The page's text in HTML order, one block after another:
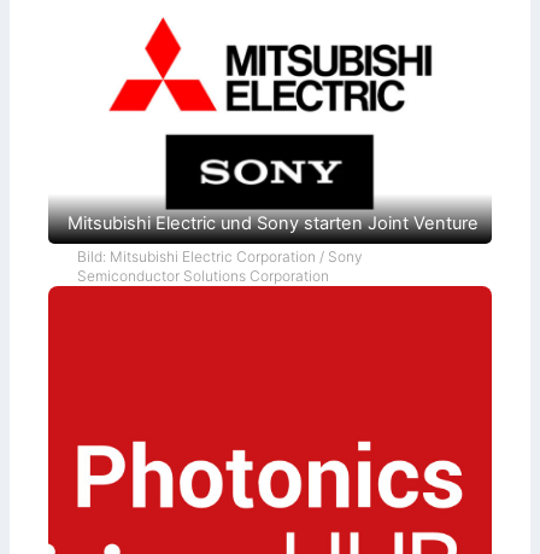
Mitsubishi Electric und Sony starten Joint Venture
Bild: Mitsubishi Electric Corporation / Sony
Semiconductor Solutions Corporation